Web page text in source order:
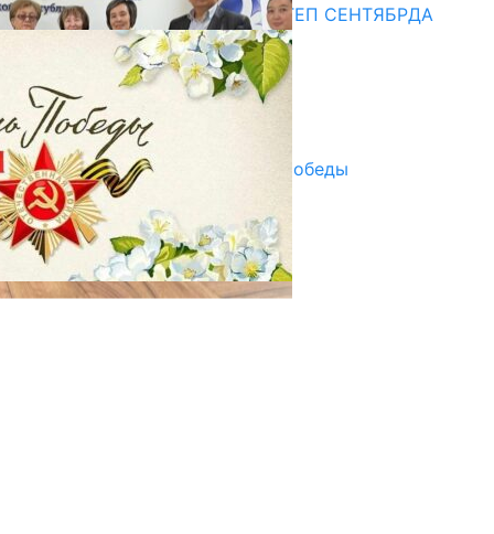
СУЗАКТА 750 ОРУНДУУ МЕКТЕП СЕНТЯБРДА
ПАЙДАЛАНУУГА БЕРИЛЕТ
07.08.2025
Улуу Жеңиштин жандуу сөзү
29.04.2025
Награды в преддверии Дня Победы
29.04.2025